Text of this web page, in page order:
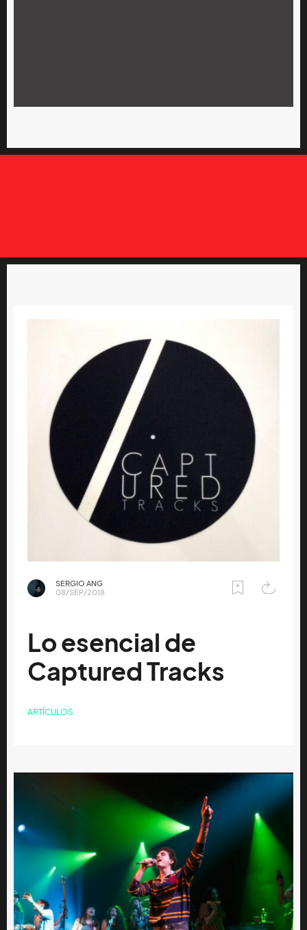
SERGIO ANG
08/SEP/2018
Lo esencial de
Captured Tracks
ARTÍCULOS